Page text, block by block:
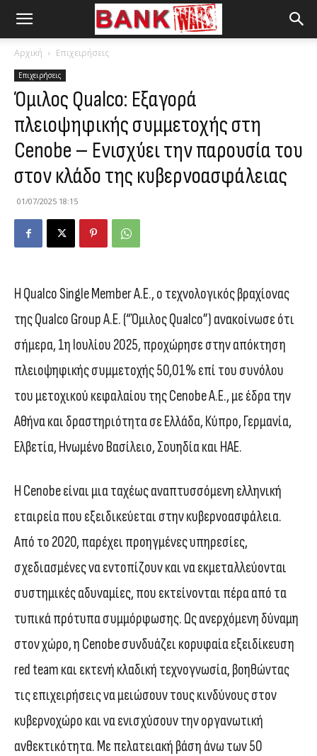
Αρχική Επιχειρήσεις
Επιχειρήσεις
Όμιλος Qualco: Εξαγορά
πλειοψηφικής συμμετοχής στη
Cenobe – Ενισχύει την παρουσία του
στον κλάδο της κυβερνοασφάλειας
01/07/2025 18:15
Η Qualco Single Member Α.Ε., ο τεχνολογικός βραχίονας
της Qualco Group Α.Ε. (“Όμιλος Qualco”) ανακοίνωσε ότι
σήμερα, 1η Ιουλίου 2025, προχώρησε στην απόκτηση
πλειοψηφικής συμμετοχής 50,01% επί του συνόλου
του μετοχικού κεφαλαίου της Cenobe Α.Ε., με έδρα την
Αθήνα και δραστηριότητα σε Ελλάδα, Κύπρο, Γερμανία,
Ελβετία, Ηνωμένο Βασίλειο, Σουηδία και ΗΑΕ.
Η Cenobe είναι μια ταχέως αναπτυσσόμενη ελληνική
εταιρεία που εξειδικεύεται στην κυβερνοασφάλεια.
Από το 2020, παρέχει προηγμένες υπηρεσίες,
σχεδιασμένες να εντοπίζουν και να εκμεταλλεύονται
συστημικές αδυναμίες, που εκτείνονται πέρα από τα
τυπικά πρότυπα συμμόρφωσης. Ως ανερχόμενη δύναμη
στον χώρο, η Cenobe συνδυάζει κορυφαία εξειδίκευση
red team και εκτενή κλαδική τεχνογνωσία, βοηθώντας
τις επιχειρήσεις να μειώσουν τους κινδύνους στον
κυβερνοχώρο και να ενισχύσουν την οργανωτική
ανθεκτικότητα. Με πελατειακή βάση άνω των 50